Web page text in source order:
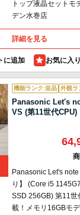
トップ液晶セットモ
デン水巻店
詳細を見る
に追加
機能ランク:並品 外観ラ
Panasonic Let's
VS (第11世代CPU)
Panasonic Let's
り】 (Core i5
SSD 256GB) 第11世
載！メモリ16GBモ